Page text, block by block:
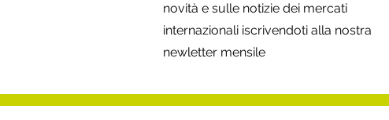
novità e sulle notizie dei mercati
internazionali iscrivendoti alla nostra
newletter mensile